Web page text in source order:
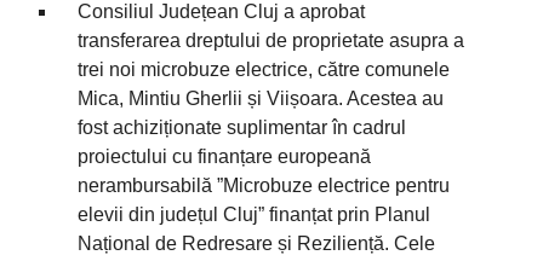
Consiliul Județean Cluj a aprobat
transferarea dreptului de proprietate asupra a
trei noi microbuze electrice, către comunele
Mica, Mintiu Gherlii și Viișoara. Acestea au
fost achiziționate suplimentar în cadrul
proiectului cu finanțare europeană
nerambursabilă ”Microbuze electrice pentru
elevii din județul Cluj” finanțat prin Planul
Național de Redresare și Reziliență. Cele